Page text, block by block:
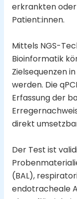
erkrankten
Patient:innen.
Mittels NGS-
Bioinformatik
Zielsequenzen
werden. Die
Erfassung der
direkt
Der Test ist
(BAL),
endotracheale